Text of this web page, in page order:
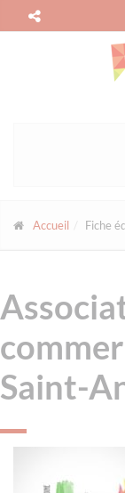
Accueil Fiche
Saint-
Panneau de gestion